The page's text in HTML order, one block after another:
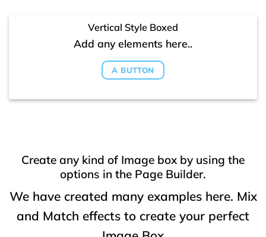
Vertical Style Boxed
Add any elements here..
A BUTTON
Create any kind of Image box by using the
options in the Page Builder.
We have created many examples here. Mix
and Match effects to create your perfect